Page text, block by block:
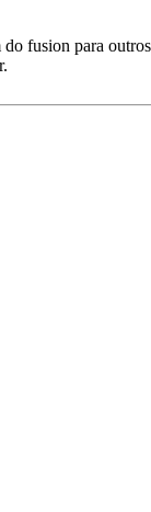
fusion para